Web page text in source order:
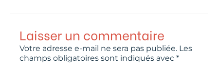
Laisser un commentaire
Votre adresse e-mail ne sera pas publiée. Les
champs obligatoires sont indiqués avec *